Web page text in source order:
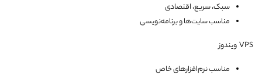
سبک، سریع، اقتصادی
مناسب سایت‌ها و برنامه‌نویسی
VPS ویندوز
مناسب نرم‌افزارهای خاص